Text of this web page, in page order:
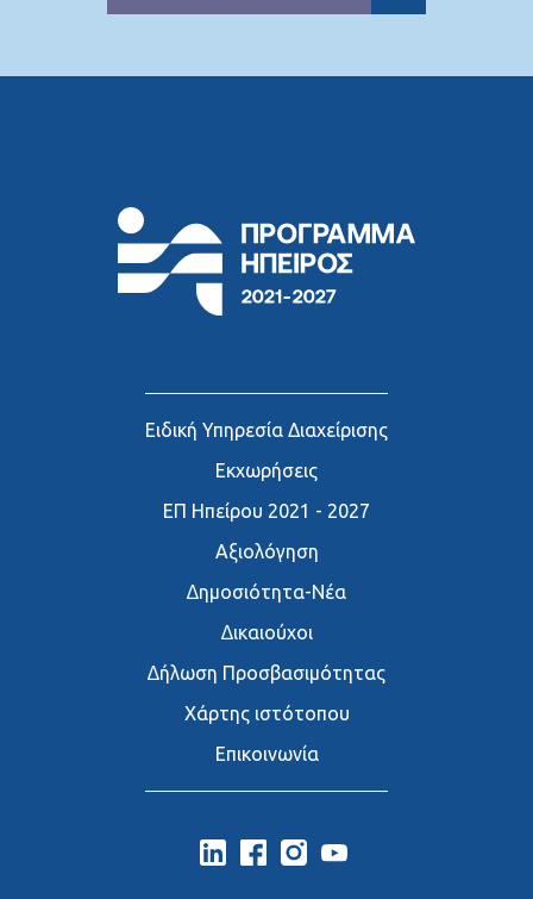
Ειδική Υπηρεσία Διαχείρισης
Εκχωρήσεις
ΕΠ Ηπείρου 2021 - 2027
Αξιολόγηση
∆ημοσιότητα-Νέα
∆ικαιούχοι
∆ήλωση Προσβασιμότητας
Χάρτης ιστότοπου
Επικοινωνία